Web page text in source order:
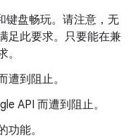
键盘畅玩。请注意，无
足此要求。只要能在兼
到阻止。
API 而遭到阻止。
能。